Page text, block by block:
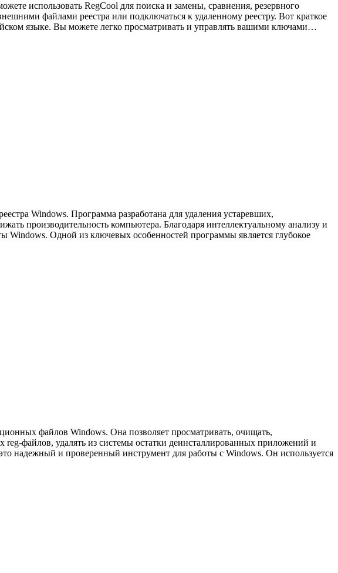
использовать RegCool для поиска и замены, сравнения, резервного
файлами реестра или подключаться к удаленному реестру. Вот краткое
языке. Вы можете легко просматривать и управлять вашими ключами…
Windows. Программа разработана для удаления устаревших,
производительность компьютера. Благодаря интеллектуальному анализу и
Windows. Одной из ключевых особенностей программы является глубокое
файлов Windows. Она позволяет просматривать, очищать,
файлов, удалять из системы остатки деинсталлированных приложений и
надежный и проверенный инструмент для работы с Windows. Он используется